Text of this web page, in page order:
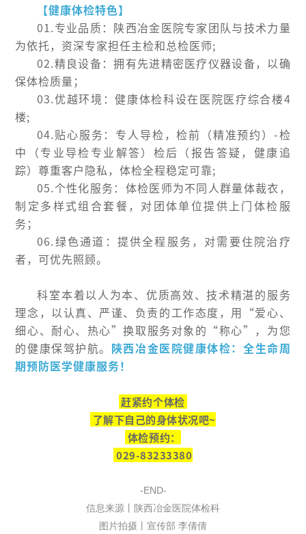
【健康体检特色】
01.专业品质：陕西冶金医院专家团队与技术力量
为依托，资深专家担任主检和总检医师;
02.精良设备：拥有先进精密医疗仪器设备，以确
保体检质量；
03.优越环境：健康体检科设在医院医疗综合楼4
楼;
04.贴心服务：专人导检，检前（精准预约）-检
中（专业导检专业解答）检后（报告答疑，健康追
踪）尊重客户隐私，体检全程稳定可靠;
05.个性化服务：体检医师为不同人群量体裁衣，
制定多样式组合套餐，对团体单位提供上门体检服
务；
06.绿色通道：提供全程服务，对需要住院治疗
者，可优先照顾。
科室本着以人为本、优质高效、技术精湛的服务
理念，以认真、严谨、负责的工作态度，用“爱心、
细心、耐心、热心”换取服务对象的“称心”，为您
的健康保驾护航。 陕西冶金医院健康体检：全生命周
期预防医学健康服务！
赶紧约个体检
了解下自己的身体状况吧~
体检预约：
029-83233380
-END-
信息来源丨陕西冶金医院体检科
图片拍摄丨宣传部 李倩倩